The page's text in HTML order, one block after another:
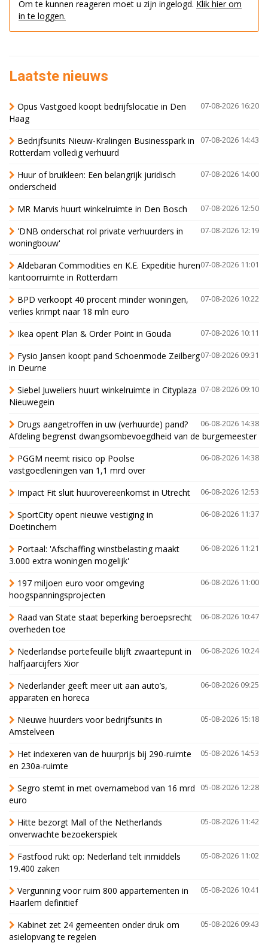
Om te kunnen reageren moet u zijn ingelogd. Klik hier om
in te loggen.
Laatste nieuws
07-08-2026 16:20
Opus Vastgoed koopt bedrijfslocatie in Den
Haag
07-08-2026 14:43
Bedrijfsunits Nieuw-Kralingen Businesspark in
Rotterdam volledig verhuurd
07-08-2026 14:00
Huur of bruikleen: Een belangrijk juridisch
onderscheid
07-08-2026 12:50
MR Marvis huurt winkelruimte in Den Bosch
07-08-2026 12:19
'DNB onderschat rol private verhuurders in
woningbouw'
07-08-2026 11:01
Aldebaran Commodities en K.E. Expeditie huren
kantoorruimte in Rotterdam
07-08-2026 10:22
BPD verkoopt 40 procent minder woningen,
verlies krimpt naar 18 mln euro
07-08-2026 10:11
Ikea opent Plan & Order Point in Gouda
07-08-2026 09:31
Fysio Jansen koopt pand Schoenmode Zeilberg
in Deurne
07-08-2026 09:10
Siebel Juweliers huurt winkelruimte in Cityplaza
Nieuwegein
06-08-2026 14:38
Drugs aangetroffen in uw (verhuurde) pand?
Afdeling begrenst dwangsombevoegdheid van de burgemeester
06-08-2026 14:38
PGGM neemt risico op Poolse
vastgoedleningen van 1,1 mrd over
06-08-2026 12:53
Impact Fit sluit huurovereenkomst in Utrecht
06-08-2026 11:37
SportCity opent nieuwe vestiging in
Doetinchem
06-08-2026 11:21
Portaal: 'Afschaffing winstbelasting maakt
3.000 extra woningen mogelijk'
06-08-2026 11:00
197 miljoen euro voor omgeving
hoogspanningsprojecten
06-08-2026 10:47
Raad van State staat beperking beroepsrecht
overheden toe
06-08-2026 10:24
Nederlandse portefeuille blijft zwaartepunt in
halfjaarcijfers Xior
06-08-2026 09:25
Nederlander geeft meer uit aan auto’s,
apparaten en horeca
05-08-2026 15:18
Nieuwe huurders voor bedrijfsunits in
Amstelveen
05-08-2026 14:53
Het indexeren van de huurprijs bij 290-ruimte
en 230a-ruimte
05-08-2026 12:28
Segro stemt in met overnamebod van 16 mrd
euro
05-08-2026 11:42
Hitte bezorgt Mall of the Netherlands
onverwachte bezoekerspiek
05-08-2026 11:02
Fastfood rukt op: Nederland telt inmiddels
19.400 zaken
05-08-2026 10:41
Vergunning voor ruim 800 appartementen in
Haarlem definitief
05-08-2026 09:43
Kabinet zet 24 gemeenten onder druk om
asielopvang te regelen